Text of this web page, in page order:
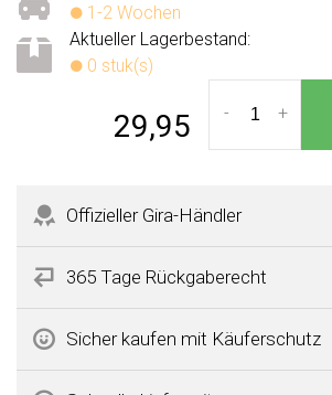
1-2 Wochen
Aktueller Lagerbestand:
0 stuk(s)
29,95 +
-
Offizieller Gira-Händler
365 Tage Rückgaberecht
Sicher kaufen mit Käuferschutz